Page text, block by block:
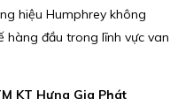
hiệu Humphrey không
hàng đầu trong lĩnh vực van
KT Hưng Gia Phát